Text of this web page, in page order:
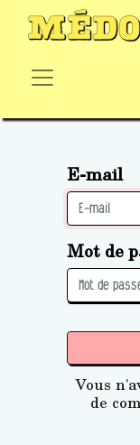
E-mail
Mot de
Vous
de